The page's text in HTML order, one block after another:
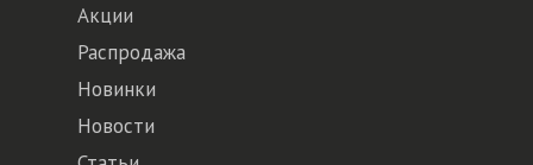
Акции
Распродажа
Новинки
Новости